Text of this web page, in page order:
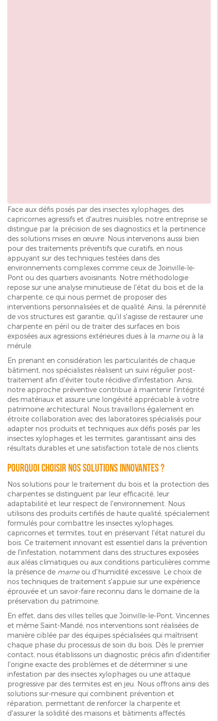
Face aux défis posés par des insectes xylophages, des
capricornes agressifs et d'autres nuisibles, notre entreprise se
distingue par la précision de ses diagnostics et la pertinence
des solutions mises en œuvre. Nous intervenons aussi bien
pour des traitements préventifs que curatifs, en nous
appuyant sur des techniques testées dans des
environnements complexes comme ceux de Joinville-le-
Pont ou des quartiers avoisinants. Notre méthodologie
repose sur une analyse minutieuse de l'état du bois et de la
charpente, ce qui nous permet de proposer des
interventions personnalisées et de qualité. Ainsi, la pérennité
de vos structures est garantie, qu'il s'agisse de restaurer une
charpente en péril ou de traiter des surfaces en bois
exposées aux agressions extérieures dues à la marneou à la
mérule.
En prenant en considération les particularités de chaque
bâtiment, nos spécialistes réalisent un suivi régulier post-
traitement afin d'éviter toute récidive d'infestation. Ainsi,
notre approche préventive contribue à maintenir l'intégrité
des matériaux et assure une longévité appréciable à votre
patrimoine architectural. Nous travaillons également en
étroite collaboration avec des laboratoires spécialisés pour
adapter nos produits et techniques aux défis posés par les
insectes xylophages et les termites, garantissant ainsi des
résultats durables et une satisfaction totale de nos clients.
Pourquoi choisir nos solutions innovantes ?
Nos solutions pour le traitement du bois et la protection des
charpentes se distinguent par leur efficacité, leur
adaptabilité et leur respect de l'environnement. Nous
utilisons des produits certifiés de haute qualité, spécialement
formulés pour combattre les insectes xylophages,
capricornes et termites, tout en préservant l'état naturel du
bois. Ce traitement innovant est essentiel dans la prévention
de l'infestation, notamment dans des structures exposées
aux aléas climatiques ou aux conditions particulières comme
la présence de marneou d'humidité excessive. Le choix de
nos techniques de traitement s'appuie sur une expérience
éprouvée et un savoir-faire reconnu dans le domaine de la
préservation du patrimoine.
En effet, dans des villes telles que Joinville-le-Pont, Vincennes
et même Saint-Mandé, nos interventions sont réalisées de
manière ciblée par des équipes spécialisées qui maîtrisent
chaque phase du processus de soin du bois. Dès le premier
contact, nous établissons un diagnostic précis afin d'identifier
l'origine exacte des problèmes et de déterminer si une
infestation par des insectes xylophages ou une attaque
progressive par des termites est en jeu. Nous offrons ainsi des
solutions sur-mesure qui combinent prévention et
réparation, permettant de renforcer la charpente et
d'assurer la solidité des maisons et bâtiments affectés.